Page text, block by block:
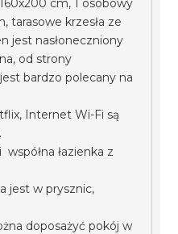
cm, 1 osobowy
tarasowe krzesła ze
jest nasłoneczniony
od strony
bardzo polecany na
Internet Wi-Fi są
łazienka z
jest w prysznic,
doposażyć pokój w